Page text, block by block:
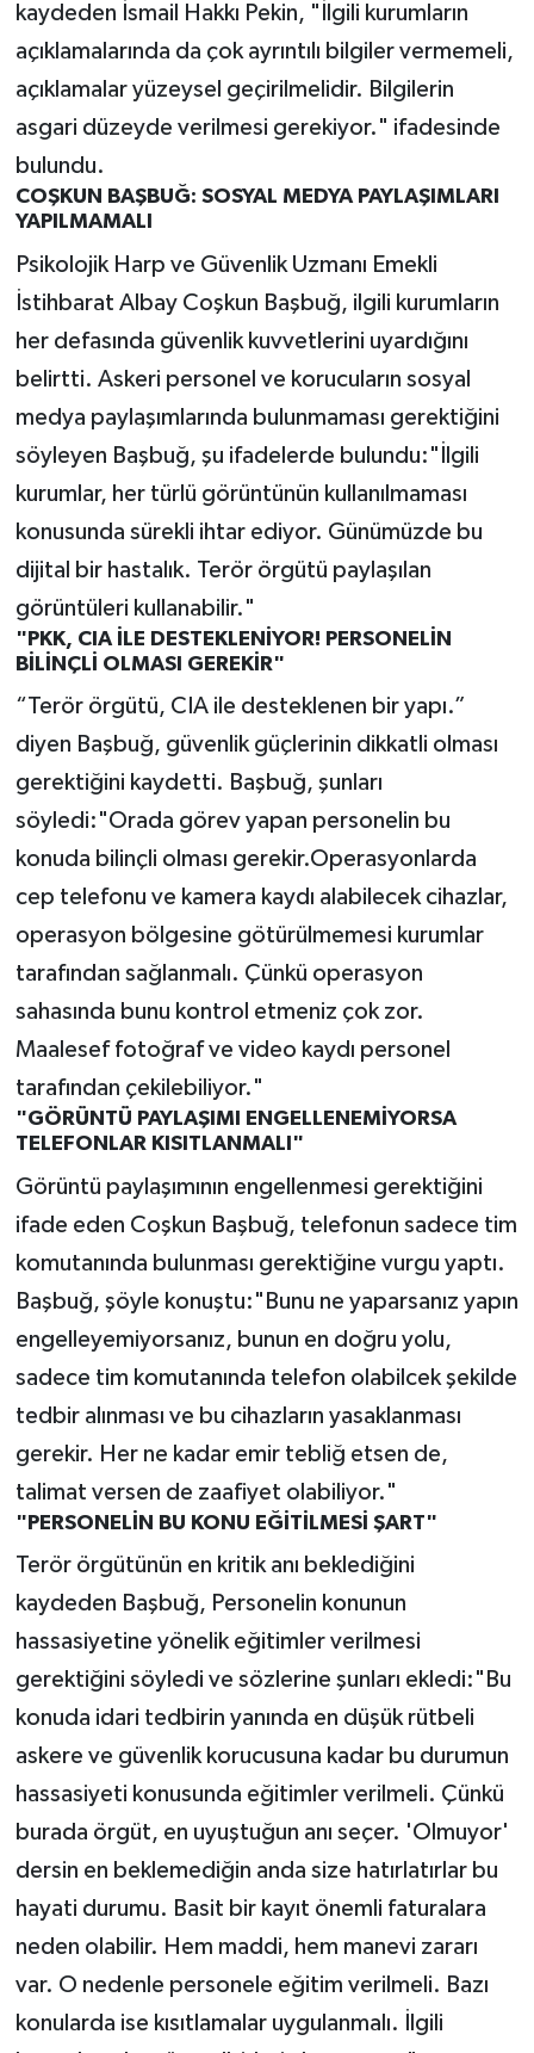
kaydeden İsmail Hakkı Pekin, "İlgili kurumların
açıklamalarında da çok ayrıntılı bilgiler vermemeli,
açıklamalar yüzeysel geçirilmelidir. Bilgilerin
asgari düzeyde verilmesi gerekiyor." ifadesinde
bulundu.
COŞKUN BAŞBUĞ: SOSYAL MEDYA PAYLAŞIMLARI
YAPILMAMALI
Psikolojik Harp ve Güvenlik Uzmanı Emekli
İstihbarat Albay Coşkun Başbuğ, ilgili kurumların
her defasında güvenlik kuvvetlerini uyardığını
belirtti. Askeri personel ve korucuların sosyal
medya paylaşımlarında bulunmaması gerektiğini
söyleyen Başbuğ, şu ifadelerde bulundu:"İlgili
kurumlar, her türlü görüntünün kullanılmaması
konusunda sürekli ihtar ediyor. Günümüzde bu
dijital bir hastalık. Terör örgütü paylaşılan
görüntüleri kullanabilir."
"PKK, CIA İLE DESTEKLENİYOR! PERSONELİN
BİLİNÇLİ OLMASI GEREKİR"
“Terör örgütü, CIA ile desteklenen bir yapı.”
diyen Başbuğ, güvenlik güçlerinin dikkatli olması
gerektiğini kaydetti. Başbuğ, şunları
söyledi:"Orada görev yapan personelin bu
konuda bilinçli olması gerekir.Operasyonlarda
cep telefonu ve kamera kaydı alabilecek cihazlar,
operasyon bölgesine götürülmemesi kurumlar
tarafından sağlanmalı. Çünkü operasyon
sahasında bunu kontrol etmeniz çok zor.
Maalesef fotoğraf ve video kaydı personel
tarafından çekilebiliyor."
"GÖRÜNTÜ PAYLAŞIMI ENGELLENEMİYORSA
TELEFONLAR KISITLANMALI"
Görüntü paylaşımının engellenmesi gerektiğini
ifade eden Coşkun Başbuğ, telefonun sadece tim
komutanında bulunması gerektiğine vurgu yaptı.
Başbuğ, şöyle konuştu:"Bunu ne yaparsanız yapın
engelleyemiyorsanız, bunun en doğru yolu,
sadece tim komutanında telefon olabilcek şekilde
tedbir alınması ve bu cihazların yasaklanması
gerekir. Her ne kadar emir tebliğ etsen de,
talimat versen de zaafiyet olabiliyor."
"PERSONELİN BU KONU EĞİTİLMESİ ŞART"
Terör örgütünün en kritik anı beklediğini
kaydeden Başbuğ, Personelin konunun
hassasiyetine yönelik eğitimler verilmesi
gerektiğini söyledi ve sözlerine şunları ekledi:"Bu
konuda idari tedbirin yanında en düşük rütbeli
askere ve güvenlik korucusuna kadar bu durumun
hassasiyeti konusunda eğitimler verilmeli. Çünkü
burada örgüt, en uyuştuğun anı seçer. 'Olmuyor'
dersin en beklemediğin anda size hatırlatırlar bu
hayati durumu. Basit bir kayıt önemli faturalara
neden olabilir. Hem maddi, hem manevi zararı
var. O nedenle personele eğitim verilmeli. Bazı
konularda ise kısıtlamalar uygulanmalı. İlgili